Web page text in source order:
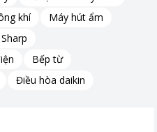
Bộ Y Tế, bổ sung khoáng
tốt cho cơ thể.
khí
Máy hút ẩm
Bếp từ
Điều hòa daikin